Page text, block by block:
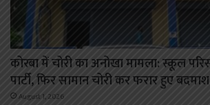
कोरबा में चोरी का अनोखा मामला: स्कूल
पार्टी, फिर सामान चोरी कर फरार हुए बदमाश
August 1, 2026